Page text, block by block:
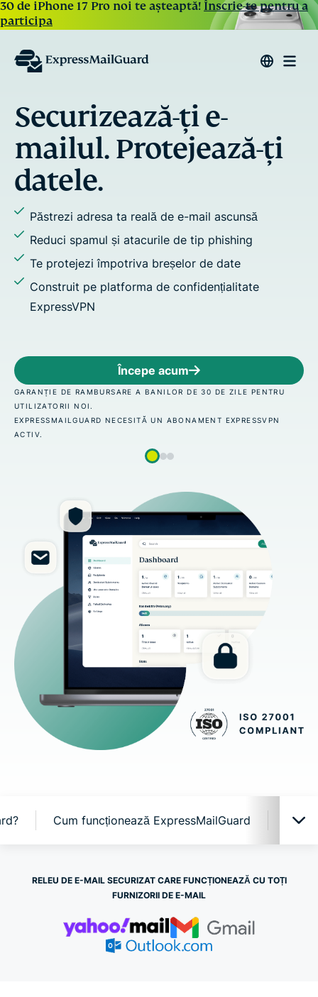
30 de iPhone 17 Pro noi te așteaptă! Înscrie-te pentru a
participa
Răspunde și trimite
mailuri în mod
Atribui aliasuri tuturor activităților tale de e-
Adaugi mai mulți destinatari în conversații
Folosești domenii personalizate sau aliasuri
generate aleatoriu
Începe acum
GARANȚIE DE RAMBURSARE A BANILOR DE 30 DE ZILE
UTILIZATORII NOI.
EXPRESSMAILGUARD NECESITĂ UN ABONAMENT
Cum funcționează ExpressMailGuard
ExpressMailGuard în acțiune
De ce ExpressMailGuard?
RELEU DE E-MAIL SECURIZAT CARE FUNCȚIONEAZĂ CU TOȚI
FURNIZORII DE E-MAIL